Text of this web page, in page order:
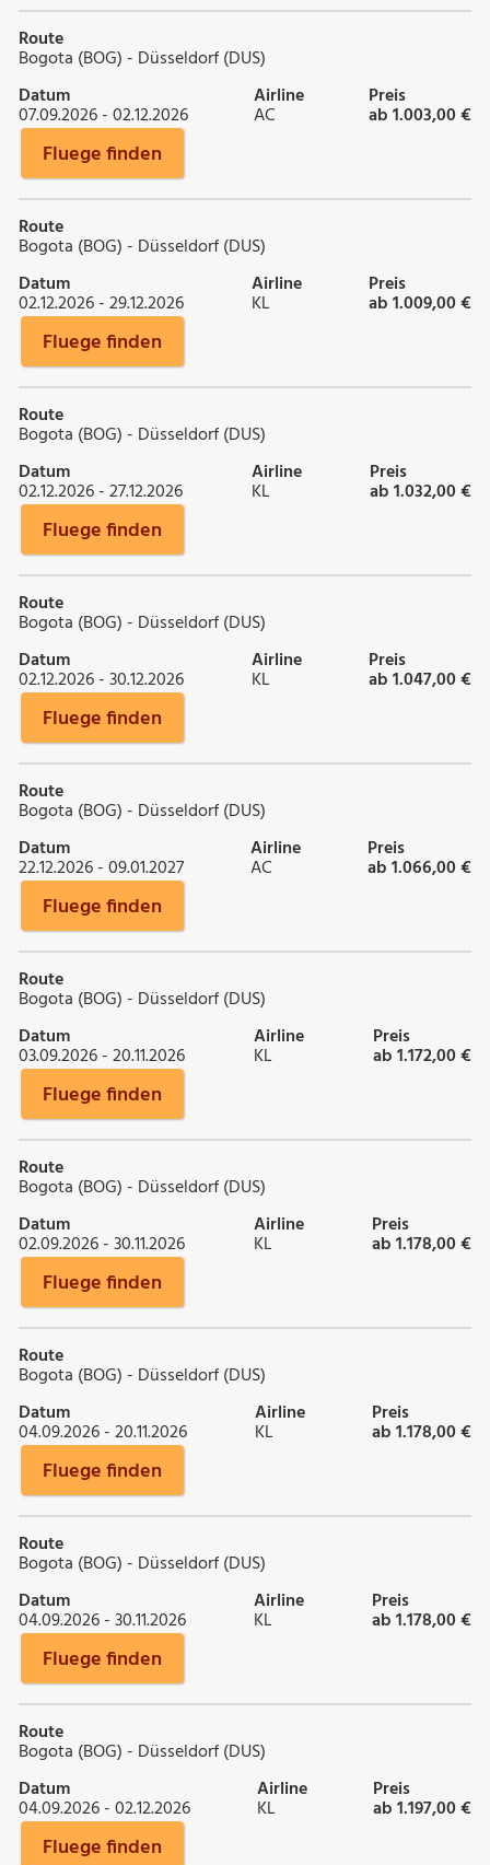
Route
Bogota (BOG) - Düsseldorf (DUS)
Datum
07.09.2026 - 02.12.2026
Airline
AC
Preis
ab 1.003,00 €
Fluege finden
Route
Bogota (BOG) - Düsseldorf (DUS)
Datum
02.12.2026 - 29.12.2026
Airline
KL
Preis
ab 1.009,00 €
Fluege finden
Route
Bogota (BOG) - Düsseldorf (DUS)
Datum
02.12.2026 - 27.12.2026
Airline
KL
Preis
ab 1.032,00 €
Fluege finden
Route
Bogota (BOG) - Düsseldorf (DUS)
Datum
02.12.2026 - 30.12.2026
Airline
KL
Preis
ab 1.047,00 €
Fluege finden
Route
Bogota (BOG) - Düsseldorf (DUS)
Datum
22.12.2026 - 09.01.2027
Airline
AC
Preis
ab 1.066,00 €
Fluege finden
Route
Bogota (BOG) - Düsseldorf (DUS)
Datum
03.09.2026 - 20.11.2026
Airline
KL
Preis
ab 1.172,00 €
Fluege finden
Route
Bogota (BOG) - Düsseldorf (DUS)
Datum
02.09.2026 - 30.11.2026
Airline
KL
Preis
ab 1.178,00 €
Fluege finden
Route
Bogota (BOG) - Düsseldorf (DUS)
Datum
04.09.2026 - 20.11.2026
Airline
KL
Preis
ab 1.178,00 €
Fluege finden
Route
Bogota (BOG) - Düsseldorf (DUS)
Datum
04.09.2026 - 30.11.2026
Airline
KL
Preis
ab 1.178,00 €
Fluege finden
Route
Bogota (BOG) - Düsseldorf (DUS)
Datum
04.09.2026 - 02.12.2026
Airline
KL
Preis
ab 1.197,00 €
Fluege finden